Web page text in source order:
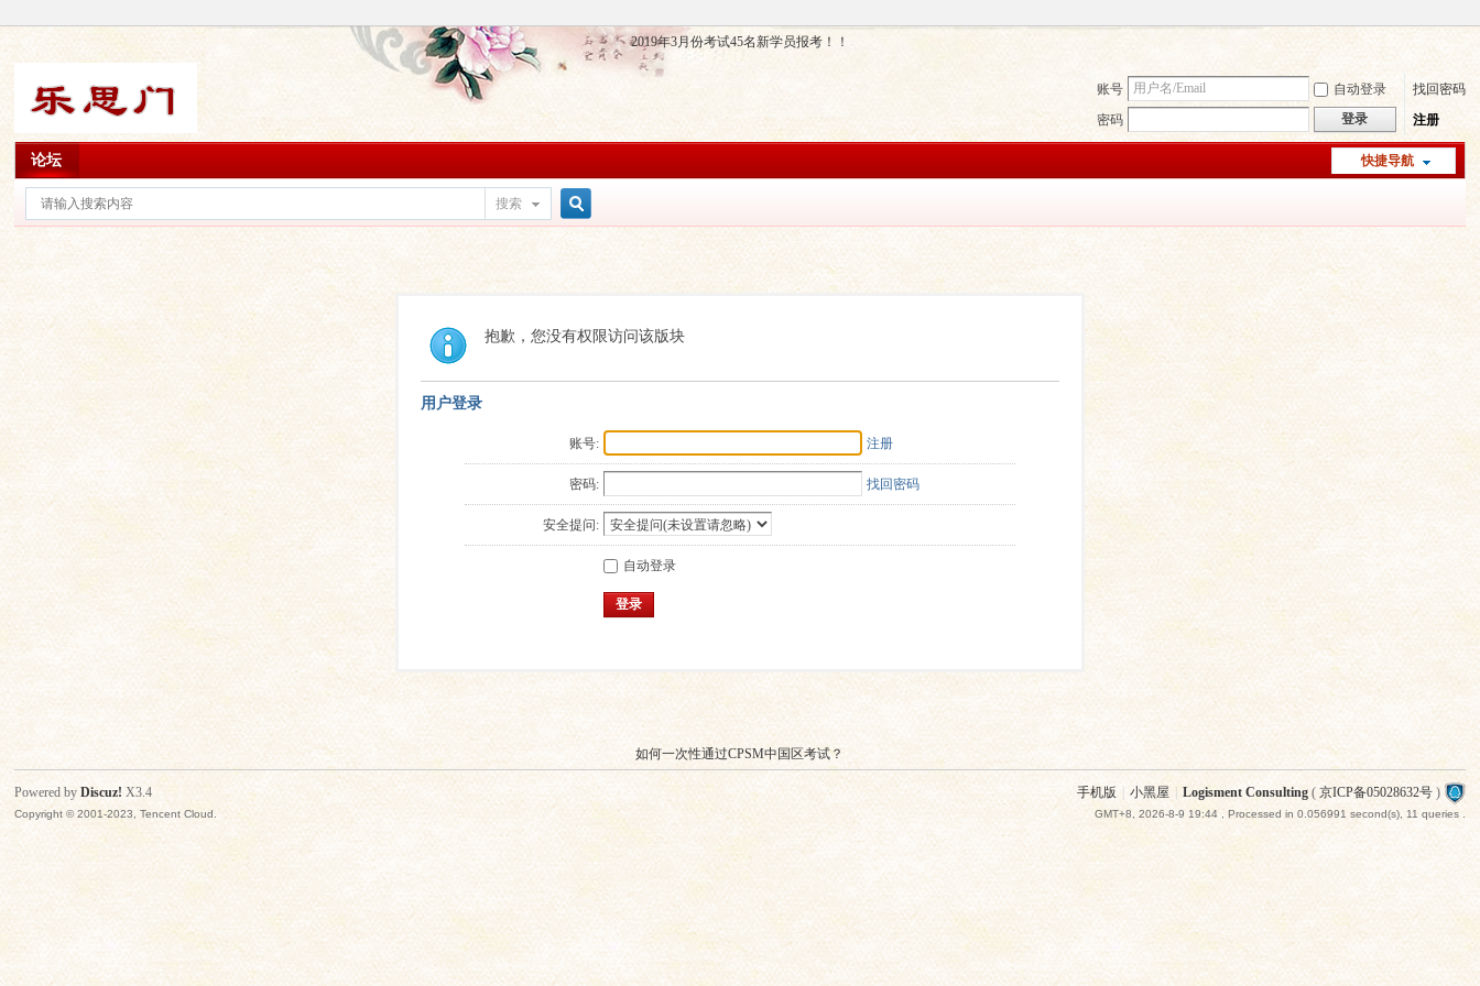
2019年3月份考试45名新学员报考！！
账号 自动登录
找回密码
密码
登录 注册
快捷导航
论坛
搜索
索
抱歉，您没有权限访问该版块
用户登录
账号: 注册
密码: 找回密码
安全提问:
自动登录
登录
如何一次性通过CPSM中国区考试？
手机版 小黑屋 Logisment Consulting( 京ICP备05028632号)
GMT+8, 2026-8-9 19:44, Processed in 0.056991 second(s), 11 queries .
Powered byDiscuz! X3.4
Copyright © 2001-2023, Tencent Cloud.